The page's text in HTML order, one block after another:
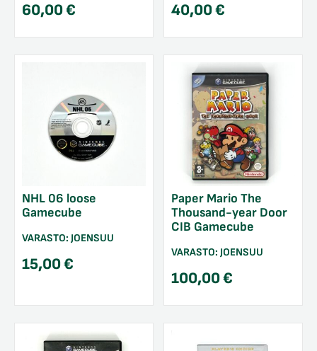
60,00€ 40,00€
NHL 06 loose
Gamecube
VARASTO: JOENSUU
15,00€
Paper Mario The
Thousand-year Door
CIB Gamecube
VARASTO: JOENSUU
100,00€